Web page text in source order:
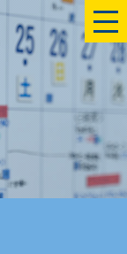
menu